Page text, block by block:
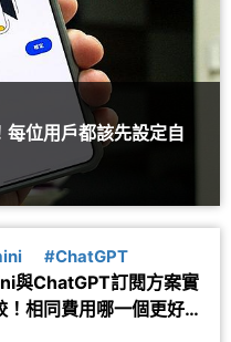
位用戶都該先設定自
#ChatGPT
與ChatGPT訂閱方案實
！相同費用哪一個更好